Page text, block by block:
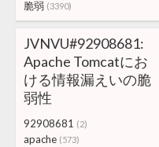
脆弱 (3390)
JVNVU#92908681:
Apache Tomcatにお
ける情報漏えいの脆
弱性
92908681 (2)
apache (573)